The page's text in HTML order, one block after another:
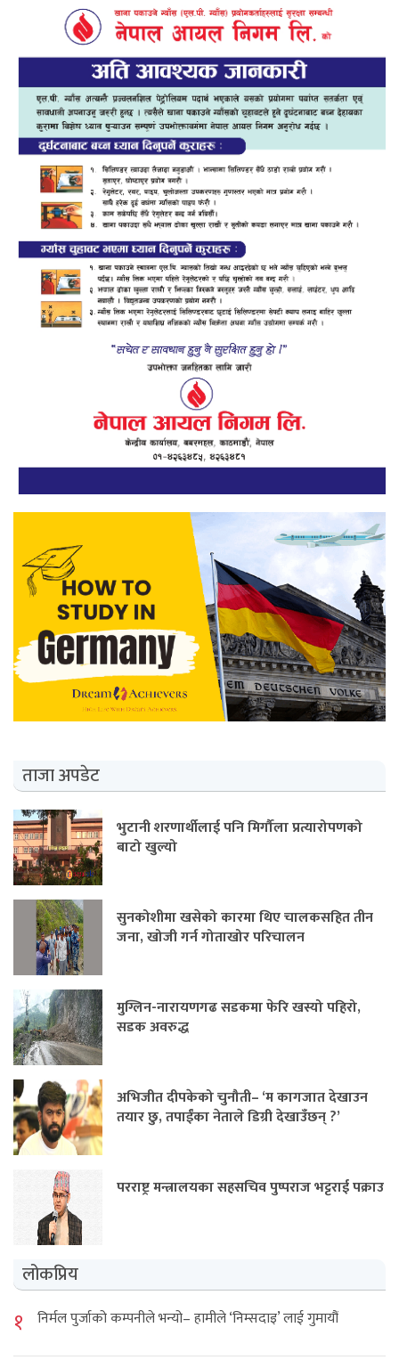
ताजा अपडेट
भुटानी शरणार्थीलाई पनि मिर्गौला प्रत्यारोपणको
बाटो खुल्यो
सुनकोशीमा खसेको कारमा थिए चालकसहित तीन
जना, खोजी गर्न गोताखोर परिचालन
मुग्लिन-नारायणगढ सडकमा फेरि खस्यो पहिरो,
सडक अवरुद्ध
अभिजीत दीपकेको चुनौती– ‘म कागजात देखाउन
तयार छु, तपाईंका नेताले डिग्री देखाउँछन् ?’
परराष्ट्र मन्त्रालयका सहसचिव पुष्पराज भट्टराई पक्राउ
लोकप्रिय
१ निर्मल पुर्जाको कम्पनीले भन्यो– हामीले ‘निम्सदाइ’ लाई गुमायौं